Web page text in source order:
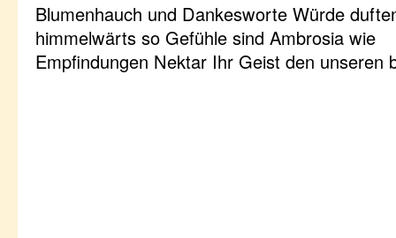
Blumenhauch und Dankesworte Würde
himmelwärts so Gefühle sind Ambrosia wie
Empfindungen Nektar Ihr Geist den unseren